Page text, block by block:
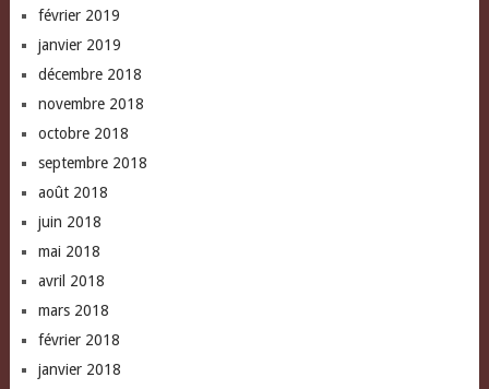
février 2019
janvier 2019
décembre 2018
novembre 2018
octobre 2018
septembre 2018
août 2018
juin 2018
mai 2018
avril 2018
mars 2018
février 2018
janvier 2018